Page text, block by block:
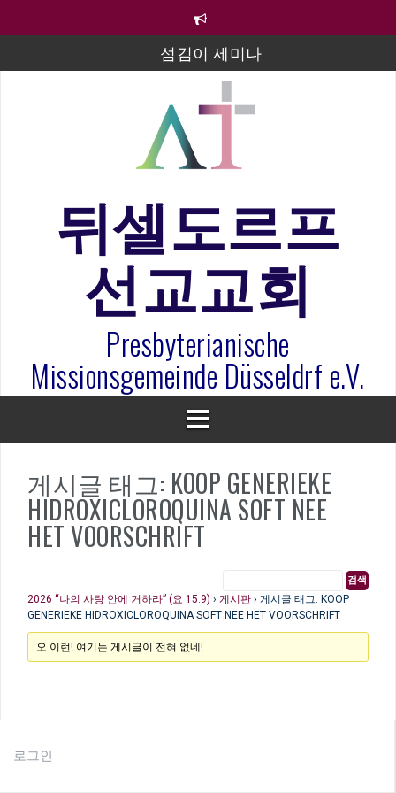
섬김이 세미나
김태희 자매 졸업연주
2023년 어린이 주일 유초등부 발표
라합3 나라 봉헌송
은퇴사-우선화 권사
20260322 주안에 가만히 머물기(요한복음 15:1-17) 손
훈목사
뒤셀도르프
선교교회
Presbyterianische
Missionsgemeinde Düsseldrf e.V.
게시글 태그: KOOP GENERIEKE
HIDROXICLOROQUINA SOFT NEE
HET VOORSCHRIFT
2026 “나의 사랑 안에 거하라” (요 15:9) › 게시판 › 게시글 태그: KOOP
GENERIEKE HIDROXICLOROQUINA SOFT NEE HET VOORSCHRIFT
오 이런! 여기는 게시글이 전혀 없네!
로그인